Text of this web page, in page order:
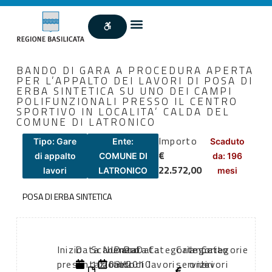
BANDO DI GARA A PROCEDURA APERTA
PER L’APPALTO DEI LAVORI DI POSA DI
ERBA SINTETICA SU UNO DEI CAMPI
POLIFUNZIONALI PRESSO IL CENTRO
SPORTIVO IN LOCALITA’ CALDA DEL
COMUNE DI LATRONICO
Tipo: Gare
di appalto
lavori
Ente:
COMUNE DI
LATRONICO
Importo
€
22.572,00
Scaduto
da: 196
mesi
POSA DI ERBA SINTETICA
Inizio
presentazione
Data
di
Scadenza:
10/03/2010
Numero
atto:
Data
atto:
Data
di
Data
di
Categoria
lavori
Categoria
servizi
Importo
oneri
Categorie
lavori